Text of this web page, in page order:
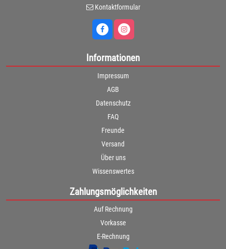
Kontaktformular
Informationen
Impressum
AGB
Datenschutz
FAQ
Freunde
Versand
Über uns
Wissenswertes
Zahlungsmöglichkeiten
Auf Rechnung
Vorkasse
E-Rechnung